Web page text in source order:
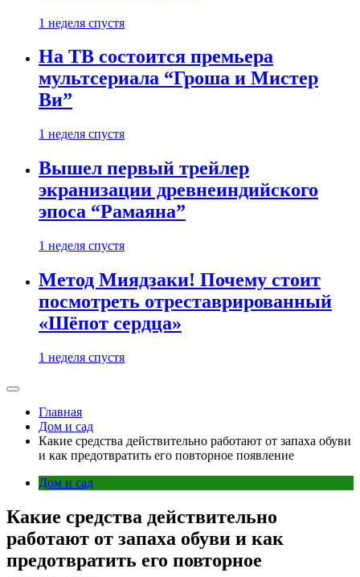
1 неделя спустя
На ТВ состоится премьера
мультсериала “Гроша и Мистер
Ви”
1 неделя спустя
Вышел первый трейлер
экранизации древнеиндийского
эпоса “Рамаяна”
1 неделя спустя
Метод Миядзаки! Почему стоит
посмотреть отреставрированный
«Шёпот сердца»
1 неделя спустя
Главная
Дом и сад
Какие средства действительно работают от запаха обуви
и как предотвратить его повторное появление
Дом и сад
Какие средства действительно
работают от запаха обуви и как
предотвратить его повторное